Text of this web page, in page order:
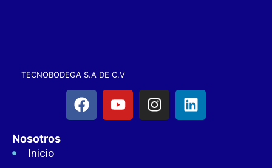
TECNOBODEGA S.A DE C.V
Nosotros
Inicio